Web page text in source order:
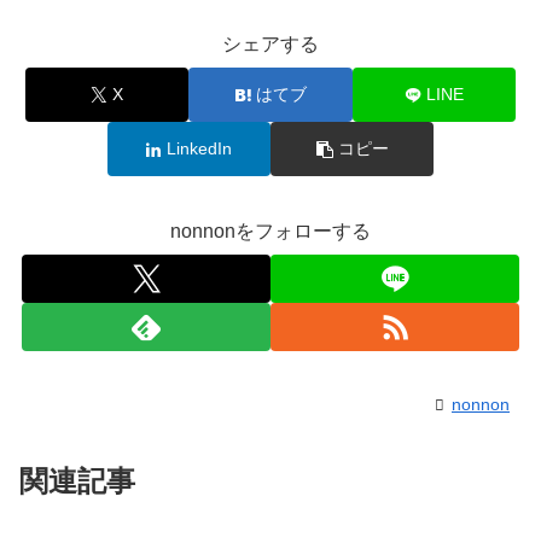
シェアする
X はてブ LINE
LinkedIn コピー
nonnonをフォローする
nonnon
関連記事